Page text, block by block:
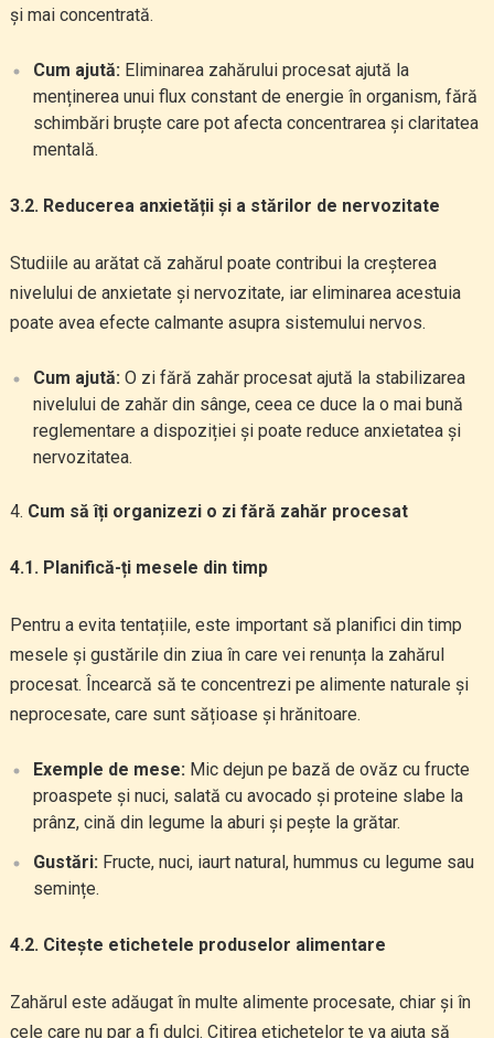
și mai concentrată.
Cum ajută: Eliminarea zahărului procesat ajută la
menținerea unui flux constant de energie în organism, fără
schimbări bruște care pot afecta concentrarea și claritatea
mentală.
3.2. Reducerea anxietății și a stărilor de nervozitate
Studiile au arătat că zahărul poate contribui la creșterea
nivelului de anxietate și nervozitate, iar eliminarea acestuia
poate avea efecte calmante asupra sistemului nervos.
Cum ajută: O zi fără zahăr procesat ajută la stabilizarea
nivelului de zahăr din sânge, ceea ce duce la o mai bună
reglementare a dispoziției și poate reduce anxietatea și
nervozitatea.
Cum să îți organizezi o zi fără zahăr procesat
4.1. Planifică-ți mesele din timp
Pentru a evita tentațiile, este important să planifici din timp
mesele și gustările din ziua în care vei renunța la zahărul
procesat. Încearcă să te concentrezi pe alimente naturale și
neprocesate, care sunt sățioase și hrănitoare.
Exemple de mese: Mic dejun pe bază de ovăz cu fructe
proaspete și nuci, salată cu avocado și proteine slabe la
prânz, cină din legume la aburi și pește la grătar.
Gustări: Fructe, nuci, iaurt natural, hummus cu legume sau
semințe.
4.2. Citește etichetele produselor alimentare
Zahărul este adăugat în multe alimente procesate, chiar și în
cele care nu par a fi dulci. Citirea etichetelor te va ajuta să